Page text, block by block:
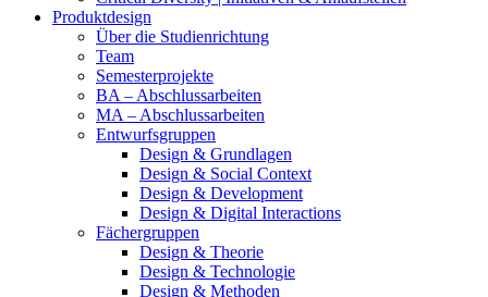
Produktdesign
Über die Studienrichtung
Team
Semesterprojekte
BA – Abschlussarbeiten
MA – Abschlussarbeiten
Entwurfsgruppen
Design & Grundlagen
Design & Social Context
Design & Development
Design & Digital Interactions
Fächergruppen
Design & Theorie
Design & Technologie
Design & Methoden